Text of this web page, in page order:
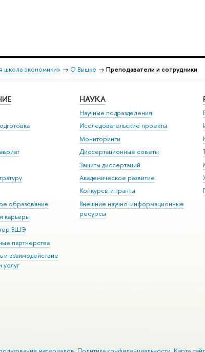
школа экономики» → О Вышке → Преподаватели и сотрудники
образование
карьеры
ВШЭ
партнерства
и взаимодействие
услуг
НАУКА
Научные подразделения
Исследовательские проекты
Мониторинги
Диссертационные советы
Защиты диссертаций
Академическое развитие
Конкурсы и гранты
Внешние научно-информационные
ресурсы